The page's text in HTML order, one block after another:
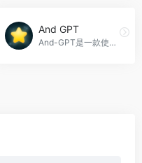
And GPT
And-GPT是一款使用最新GPT-4技术的AI代理，能够理解用户的目标并自动分解为任务，支持搜索、点击、输入等操作，帮助用户完成复杂的任务管理和日程安排，And GPT官网入口网址